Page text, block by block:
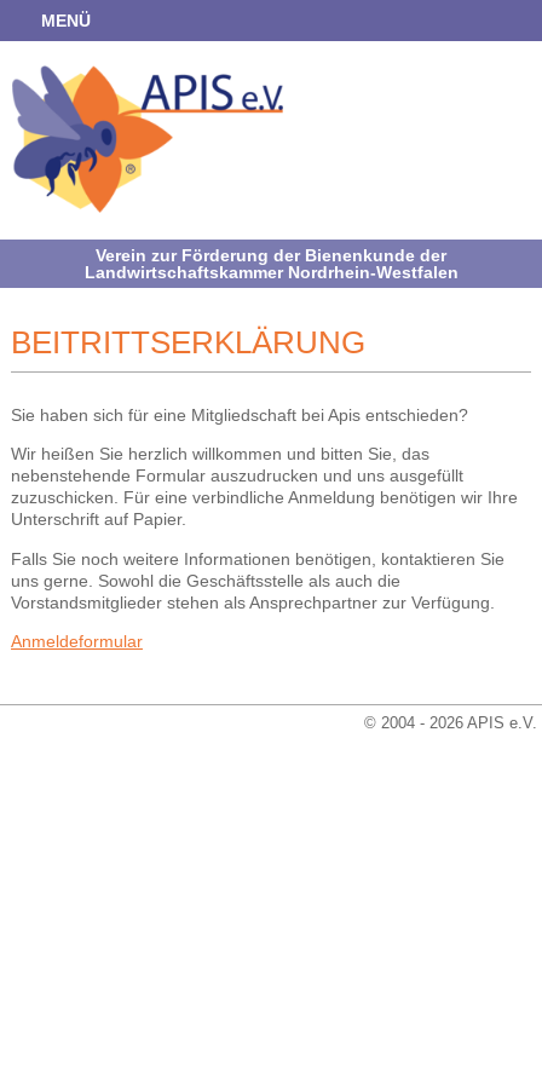
MENÜ
Verein zur Förderung der Bienenkunde der
Landwirtschaftskammer Nordrhein-Westfalen
BEITRITTSERKLÄRUNG
Sie haben sich für eine Mitgliedschaft bei Apis entschieden?
Wir heißen Sie herzlich willkommen und bitten Sie, das
nebenstehende Formular auszudrucken und uns ausgefüllt
zuzuschicken. Für eine verbindliche Anmeldung benötigen wir Ihre
Unterschrift auf Papier.
Falls Sie noch weitere Informationen benötigen, kontaktieren Sie
uns gerne. Sowohl die Geschäftsstelle als auch die
Vorstandsmitglieder stehen als Ansprechpartner zur Verfügung.
Anmeldeformular
© 2004 - 2026 APIS e.V.